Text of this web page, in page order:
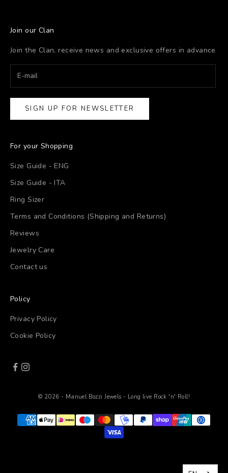
Join our Clan
Join the Clan, receive news and exclusive offers in advance
SIGN UP FOR NEWSLETTER
For your Shopping
Size Guide - ENG
Size Guide - ITA
Ring Sizer
Terms and Conditions (Shipping and Returns)
Reviews
Jewelry Care
Contact us
Policy
Privacy Policy
Cookie Policy
© 2026 - Manuel Bozzi Jewels - Long live Rock 'n' Roll!